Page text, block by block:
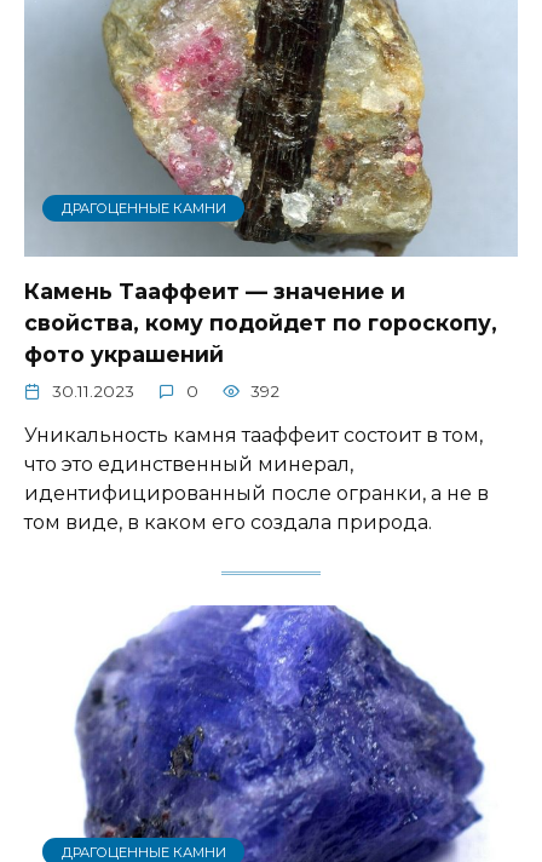
ДРАГОЦЕННЫЕ КАМНИ
Камень Тааффеит — значение и
свойства, кому подойдет по гороскопу,
фото украшений
30.11.2023 0 392
Уникальность камня тааффеит состоит в том,
что это единственный минерал,
идентифицированный после огранки, а не в
том виде, в каком его создала природа.
ДРАГОЦЕННЫЕ КАМНИ